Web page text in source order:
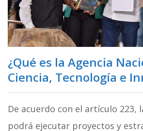
¿Qué es la Agencia
Ciencia, Tecnología e
De acuerdo con el artículo 223,
podrá ejecutar proyectos y